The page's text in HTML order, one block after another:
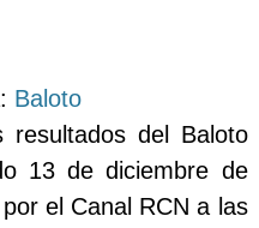
Baloto
del Baloto
13 de diciembre de
el Canal RCN a las